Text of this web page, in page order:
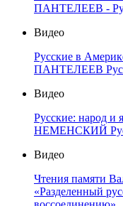
ПАНТЕЛЕЕВ -
Видео
Русские в
ПАНТЕЛЕЕВ
Видео
Русские: народ
НЕМЕНСКИЙ
Видео
Чтения памяти
«Разделенный